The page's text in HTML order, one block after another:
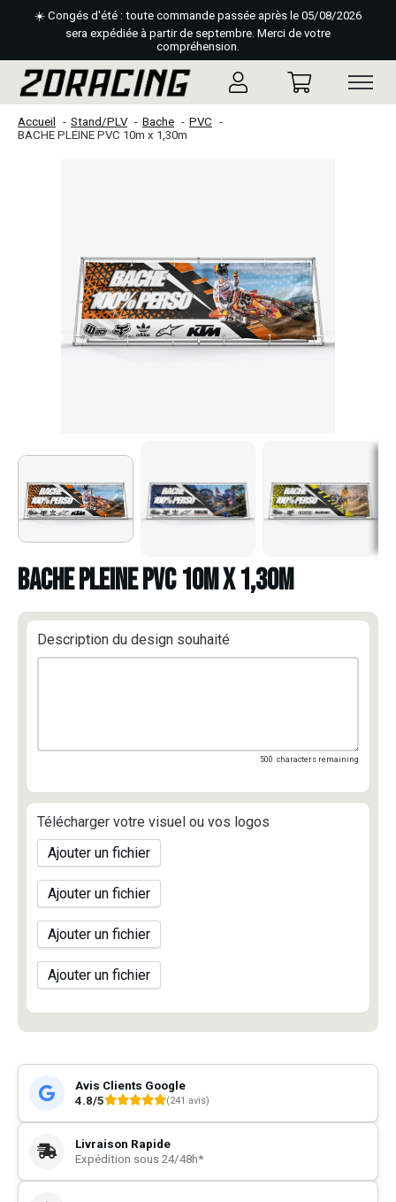
☀️ Congés d'été : toute commande passée après le 05/08/2026
sera expédiée à partir de septembre. Merci de votre
compréhension.
Accueil Stand/PLV Bache
PVC
BACHE PLEINE PVC 10m x 1,30m
BACHE PLEINE PVC 10m x 1,30m
Description du design souhaité
500 characters remaining
Télécharger votre visuel ou vos logos
Ajouter un fichier
Ajouter un fichier
Ajouter un fichier
Ajouter un fichier
Avis Clients Google
4.8/5
(241 avis)
Livraison Rapide
Expédition sous 24/48h*